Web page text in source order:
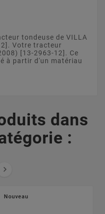
tondeuse de VILLA
Votre tracteur
[13-2963-12]. Ce
à partir d'un matériau
dans
:

Nouveau